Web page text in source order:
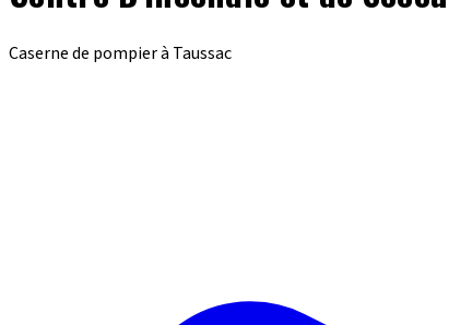
Caserne de pompier à Taussac